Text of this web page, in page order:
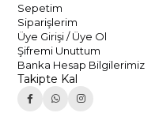
Sepetim
Siparişlerim
Üye Girişi / Üye Ol
Şifremi Unuttum
Banka Hesap Bilgilerimiz
Takipte Kal